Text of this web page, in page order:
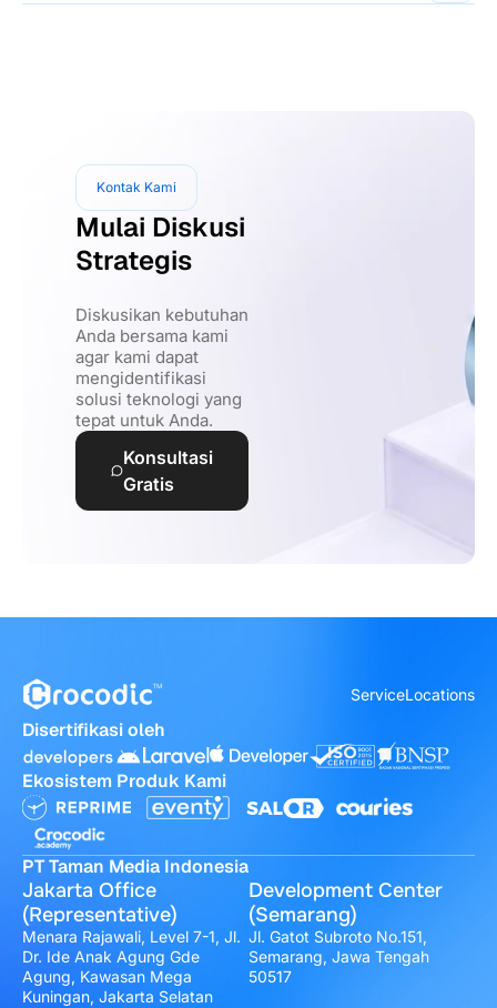
Kontak Kami
Mulai Diskusi
Strategis
Diskusikan kebutuhan
Anda bersama kami
agar kami dapat
mengidentifikasi
solusi teknologi yang
tepat untuk Anda.
Konsultasi
Gratis
ServiceLocations
Disertifikasi oleh
Ekosistem Produk Kami
PT Taman Media Indonesia
Jakarta Office
(Representative)
Menara Rajawali, Level 7-1, Jl.
Dr. Ide Anak Agung Gde
Agung, Kawasan Mega
Kuningan, Jakarta Selatan
Development Center
(Semarang)
Jl. Gatot Subroto No.151,
Semarang, Jawa Tengah
50517